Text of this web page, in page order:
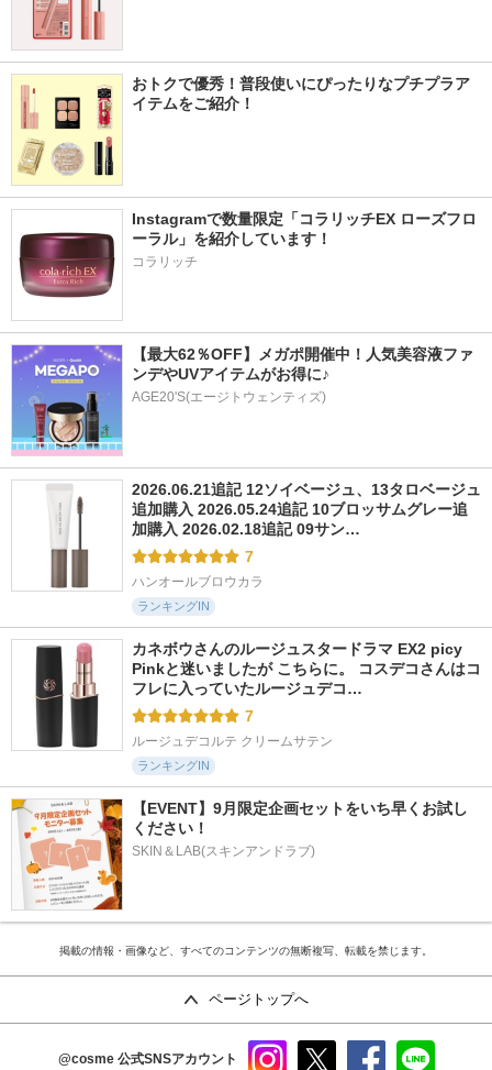
おトクで優秀！普段使いにぴったりなプチプラア
イテムをご紹介！
Instagramで数量限定「コラリッチEX ローズフロ
ーラル」を紹介しています！
コラリッチ
【最大62％OFF】メガポ開催中！人気美容液ファ
ンデやUVアイテムがお得に♪
AGE20'S(エージトウェンティズ)
2026.06.21追記 12ソイベージュ、13タロベージュ
追加購入 2026.05.24追記 10ブロッサムグレー追
加購入 2026.02.18追記 09サン…
7
ハンオールブロウカラ
ランキングIN
カネボウさんのルージュスタードラマ EX2 picy
Pinkと迷いましたが こちらに。 コスデコさんはコ
フレに入っていたルージュデコ…
7
ルージュデコルテ クリームサテン
ランキングIN
【EVENT】9月限定企画セットをいち早くお試し
ください！
SKIN＆LAB(スキンアンドラブ)
掲載の情報・画像など、すべてのコンテンツの無断複写、転載を禁じます。
ページトップへ
@cosme 公式SNSアカウント